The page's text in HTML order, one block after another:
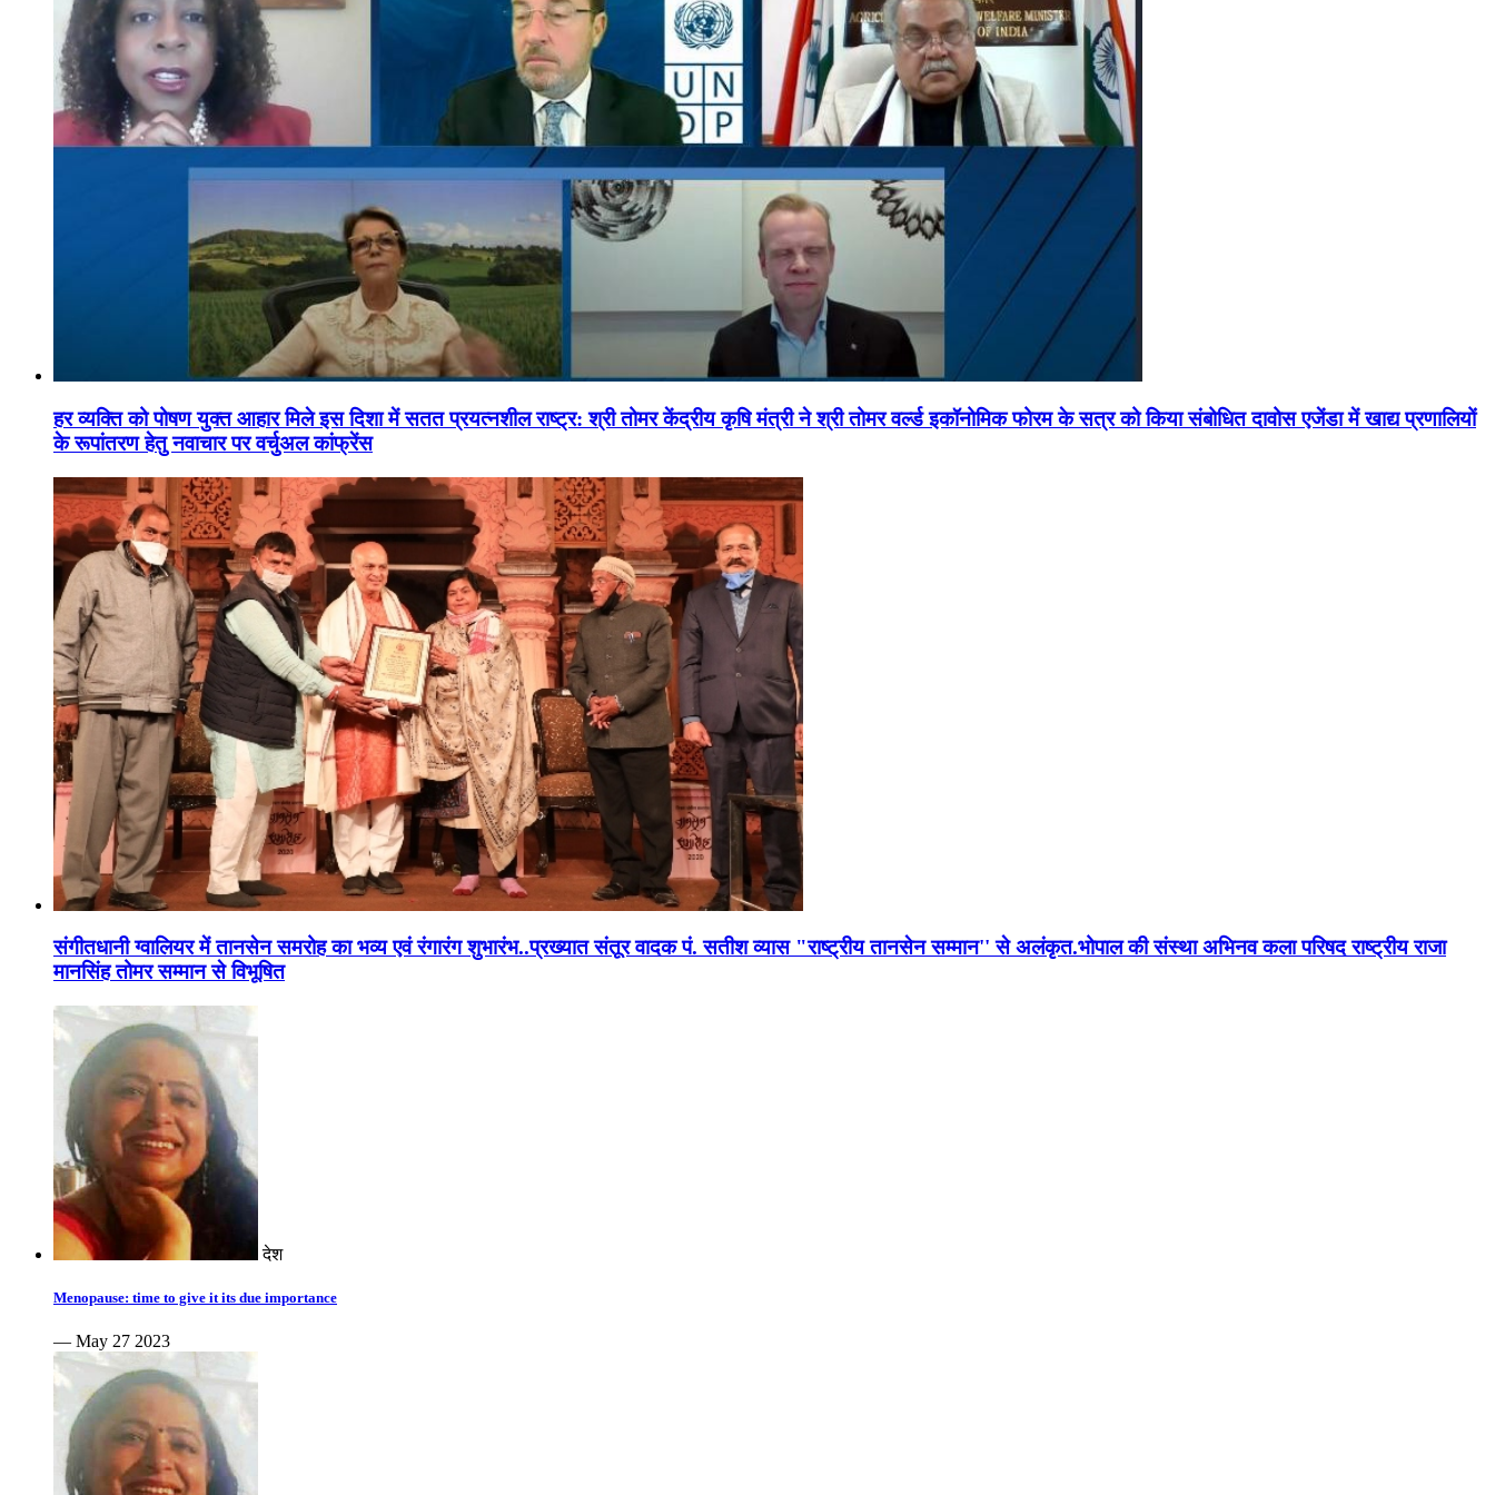
हर व्यक्ति को पोषण युक्त आहार मिले इस दिशा में सतत प्रयत्नशील राष्ट्र: श्री तोमर केंद्रीय कृषि मंत्री ने श्री तोमर वर्ल्ड इकॉनोमिक फोरम के सत्र को किया संबोधित दावोस एजेंडा में खाद्य प्रणालियों
के रूपांतरण हेतु नवाचार पर वर्चुअल कांफ्रेंस
संगीतधानी ग्वालियर में तानसेन समरोह का भव्य एवं रंगारंग शुभारंभ..प्रख्यात संतूर वादक पं. सतीश व्यास "राष्ट्रीय तानसेन सम्मान'' से अलंकृत.भोपाल की संस्था अभिनव कला परिषद राष्ट्रीय राजा
मानसिंह तोमर सम्मान से विभूषित
देश
Menopause: time to give it its due importance
— May 27 2023